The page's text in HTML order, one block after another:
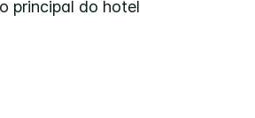
principal do hotel